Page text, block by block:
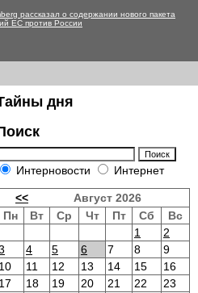
рассказал о содержании нового пакета
ЕС против России
дня
Интерновости Интернет
<<
Август 2026
Пн
Вт Ср Чт Пт Сб
Вс
1
2
4 5 6 7 8
9
10
11 12 13 14 15
16
17
18 19 20 21 22
23